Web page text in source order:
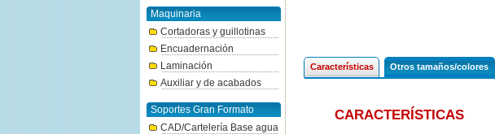
Maquinaria
Cortadoras y guillotinas
Encuadernación
Laminación
Auxiliar y de acabados
Soportes Gran Formato
CAD/Cartelería Base agua
Características Otros tamaños/colores
CARACTERÍSTICAS